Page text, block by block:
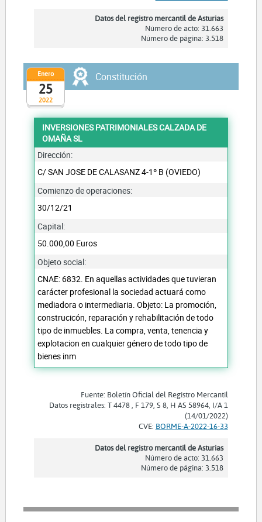
Datos del registro mercantil de Asturias
Número de acto: 31.663
Número de página: 3.518
2022
Enero
25
Constitución
INVERSIONES PATRIMONIALES CALZADA DE
OMAÑA SL
Dirección:
C/ SAN JOSE DE CALASANZ 4-1º B (OVIEDO)
Comienzo de operaciones:
30/12/21
Capital:
50.000,00 Euros
Objeto social:
CNAE: 6832. En aquellas actividades que tuvieran
carácter profesional la sociedad actuará como
mediadora o intermediaria. Objeto: La promoción,
construcicón, reparación y rehabilitación de todo
tipo de inmuebles. La compra, venta, tenencia y
explotacion en cualquier género de todo tipo de
bienes inm
Fuente: Boletín Oficial del Registro Mercantil
Datos registrales: T 4478 , F 179, S 8, H AS 58964, I/A 1
(14/01/2022)
CVE: BORME-A-2022-16-33
Datos del registro mercantil de Asturias
Número de acto: 31.663
Número de página: 3.518